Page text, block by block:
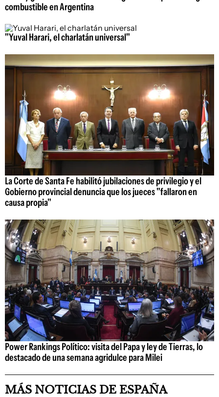
combustible en Argentina
"Yuval Harari, el charlatán universal"
La Corte de Santa Fe habilitó jubilaciones de privilegio y el
Gobierno provincial denuncia que los jueces "fallaron en
causa propia"
Power Rankings Político: visita del Papa y ley de Tierras, lo
destacado de una semana agridulce para Milei
MÁS NOTICIAS DE ESPAÑA